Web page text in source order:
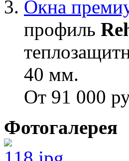
Окна
профиль
40 мм.
От 91 000
Фотогалерея